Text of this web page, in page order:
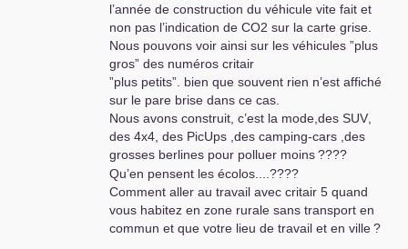
l’année de construction du véhicule vite fait et
non pas l’indication de CO2 sur la carte grise.
Nous pouvons voir ainsi sur les véhicules ”plus
gros” des numéros critair
”plus petits”. bien que souvent rien n’est affiché
sur le pare brise dans ce cas.
Nous avons construit, c’est la mode,des SUV
des 4x4, des PicUps ,des camping-cars ,des
grosses berlines pour polluer moins????
Qu’en pensent les écolos....????
Comment aller au travail avec critair 5 quand
vous habitez en zone rurale sans transport en
commun et que votre lieu de travail et en ville?